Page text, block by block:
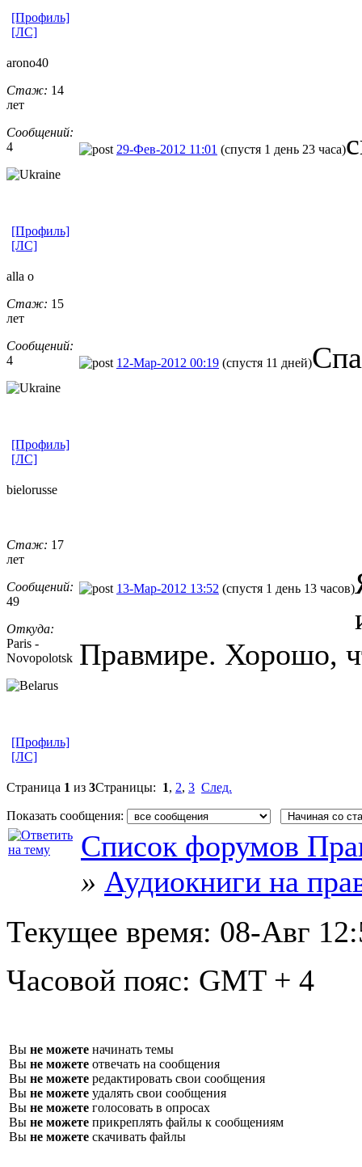
[Профиль]
[ЛС]
arono40
Стаж: 14
лет
Сообщений:
4
29-Фев-2012 11:01 (спустя 1 день 23 часа)
[Профиль]
[ЛС]
alla o
Стаж: 15
лет
Сообщений:
4
12-Мар-2012 00:19 (спустя 11 дней)
[Профиль]
[ЛС]
bielorusse
Стаж: 17
лет
Сообщений:
49
Откуда:
Paris -
Novopolotsk
13-Мар-2012 13:52 (спустя 1 день 13 часов)
Правмире. Хорошо,
[Профиль]
[ЛС]
Страница 1 из 3Страницы: 1, 2, 3 След.
Показать сообщения:
Список форумов
» Аудиокниги на
Текущее время: 08-Авг
Часовой пояс: GMT + 4
Вы не можете начинать темы
Вы не можете отвечать на сообщения
Вы не можете редактировать свои сообщения
Вы не можете удалять свои сообщения
Вы не можете голосовать в опросах
Вы не можете прикреплять файлы к сообщениям
Вы не можете скачивать файлы